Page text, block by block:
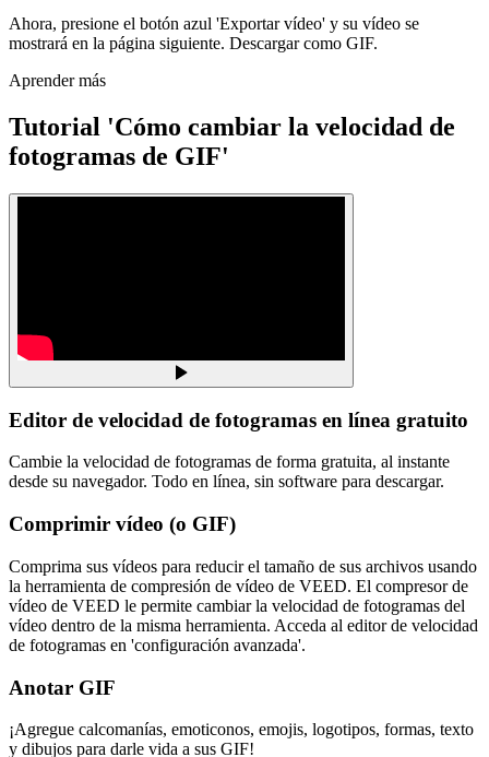
Ahora, presione el botón azul 'Exportar vídeo' y su vídeo se
mostrará en la página siguiente. Descargar como GIF.
Aprender más
Tutorial 'Cómo cambiar la velocidad de
fotogramas de GIF'
Editor de velocidad de fotogramas en línea gratuito
Cambie la velocidad de fotogramas de forma gratuita, al instante
desde su navegador. Todo en línea, sin software para descargar.
Comprimir vídeo (o GIF)
Comprima sus vídeos para reducir el tamaño de sus archivos usando
la herramienta de compresión de vídeo de VEED. El compresor de
vídeo de VEED le permite cambiar la velocidad de fotogramas del
vídeo dentro de la misma herramienta. Acceda al editor de velocidad
de fotogramas en 'configuración avanzada'.
Anotar GIF
¡Agregue calcomanías, emoticonos, emojis, logotipos, formas, texto
y dibujos para darle vida a sus GIF!